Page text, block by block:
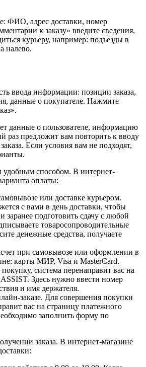
ФИО, адрес доставки, номер
к заказу» введите сведения,
курьеру, например: подъезды в
налево.
ввода информации: позиции заказа,
данные о покупателе. Нажмите
данные о пользователе, информацию
раз предложит вам повторить к вводу
Если условия вам не подходят,
удобным способом. В интернет-
оплаты:
или доставке курьером.
с вами в день доставки, чтобы
заранее подготовить сдачу с любой
товаросопроводительные
денежные средства, получаете
при самовывозе или оформлении в
карты МИР, Visa и MasterCard.
система перенаправит вас на
Здесь нужно ввести номер
и имя держателя.
заказе. Для совершения покупки
вас на страницу платежного
заполнить форму по
заказа. В интернет-магазине